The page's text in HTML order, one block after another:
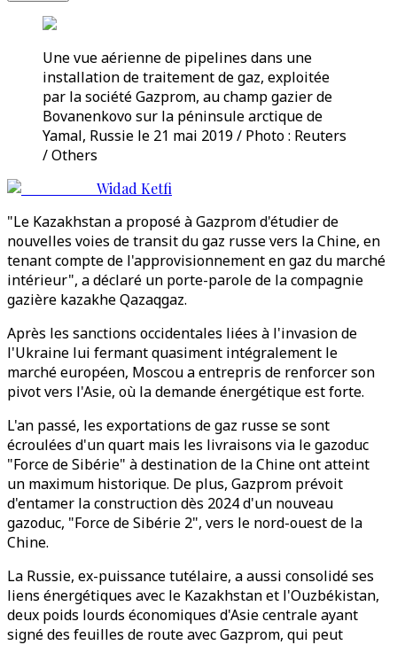
Une vue aérienne de pipelines dans une
installation de traitement de gaz, exploitée
par la société Gazprom, au champ gazier de
Bovanenkovo ​​sur la péninsule arctique de
Yamal, Russie le 21 mai 2019 / Photo : Reuters
/ Others
Widad Ketfi
"Le Kazakhstan a proposé à Gazprom d'étudier de
nouvelles voies de transit du gaz russe vers la Chine, en
tenant compte de l'approvisionnement en gaz du marché
intérieur", a déclaré un porte-parole de la compagnie
gazière kazakhe Qazaqgaz.
Après les sanctions occidentales liées à l'invasion de
l'Ukraine lui fermant quasiment intégralement le
marché européen, Moscou a entrepris de renforcer son
pivot vers l'Asie, où la demande énergétique est forte.
L'an passé, les exportations de gaz russe se sont
écroulées d'un quart mais les livraisons via le gazoduc
"Force de Sibérie" à destination de la Chine ont atteint
un maximum historique. De plus, Gazprom prévoit
d'entamer la construction dès 2024 d'un nouveau
gazoduc, "Force de Sibérie 2", vers le nord-ouest de la
Chine.
La Russie, ex-puissance tutélaire, a aussi consolidé ses
liens énergétiques avec le Kazakhstan et l'Ouzbékistan,
deux poids lourds économiques d'Asie centrale ayant
signé des feuilles de route avec Gazprom, qui peut